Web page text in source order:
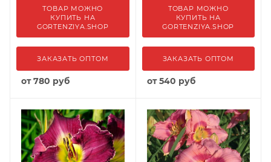
ТОВАР МОЖНО
КУПИТЬ НА
GORTENZIYA.SHOP
ЗАКАЗАТЬ ОПТОМ
от780 руб
ТОВАР МОЖНО
КУПИТЬ НА
GORTENZIYA.SHOP
ЗАКАЗАТЬ ОПТОМ
от540 руб